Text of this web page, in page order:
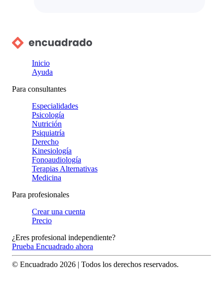
Inicio
Ayuda
Para consultantes
Especialidades
Psicología
Nutrición
Psiquiatría
Derecho
Kinesiología
Fonoaudiología
Terapias Alternativas
Medicina
Para profesionales
Crear una cuenta
Precio
¿Eres profesional independiente?
Prueba Encuadrado ahora
© Encuadrado 2026 | Todos los derechos reservados.